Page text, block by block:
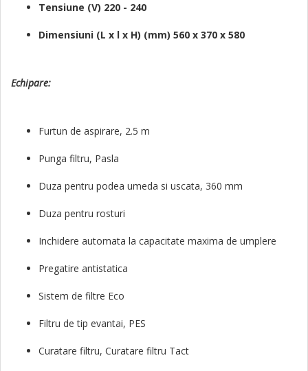
Tensiune (V) 220 - 240
Dimensiuni (L x l x H) (mm) 560 x 370 x 580
Echipare:
Furtun de aspirare, 2.5 m
Punga filtru, Pasla
Duza pentru podea umeda si uscata, 360 mm
Duza pentru rosturi
Inchidere automata la capacitate maxima de umplere
Pregatire antistatica
Sistem de filtre Eco
Filtru de tip evantai, PES
Curatare filtru, Curatare filtru Tact